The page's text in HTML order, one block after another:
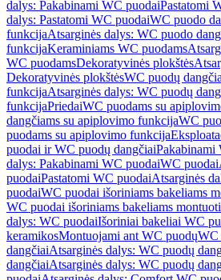
dalys: Pakabinami WC puodaiPastatomi
dalys: Pastatomi WC puodaiWC puodo
funkcijaAtsarginės dalys: WC puodo
funkcijaKeraminiams WC puodams
WC puodamsDekoratyvinės plokštės
Dekoratyvinės plokštėsWC puodų
funkcijaAtsarginės dalys: WC puodų
funkcijaPriedaiWC puodams su
dangčiams su apiplovimo funkcijaWC
puodams su apiplovimo funkcija
puodai ir WC puodų dangčiaiPakabinami
dalys: Pakabinami WC puodaiWC puodai
puodaiPastatomi WC puodaiAtsarginės
puodaiWC puodai išoriniams bakeliams
WC puodai išoriniams bakeliams montuoti
dalys: WC puodaiIšoriniai bakeliai WC
keramikosMontuojami ant WC puodųWC
dangčiaiAtsarginės dalys: WC puodų
dangčiaiAtsarginės dalys: WC puodų